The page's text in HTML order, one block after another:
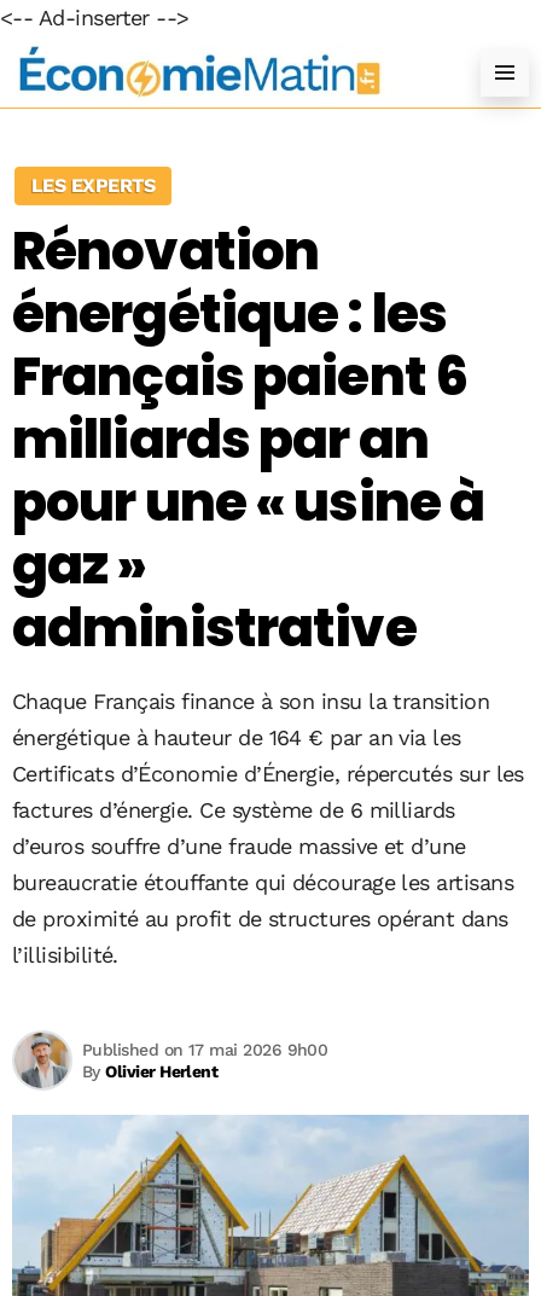
<-- Ad-inserter -->
LES EXPERTS
Rénovation
énergétique : les
Français paient 6
milliards par an
pour une « usine à
gaz »
administrative
Chaque Français finance à son insu la transition
énergétique à hauteur de 164 € par an via les
Certificats d’Économie d’Énergie, répercutés sur les
factures d’énergie. Ce système de 6 milliards
d’euros souffre d’une fraude massive et d’une
bureaucratie étouffante qui décourage les artisans
de proximité au profit de structures opérant dans
l’illisibilité.
ByOlivier Herlent
Published on 17 mai 2026 9h00